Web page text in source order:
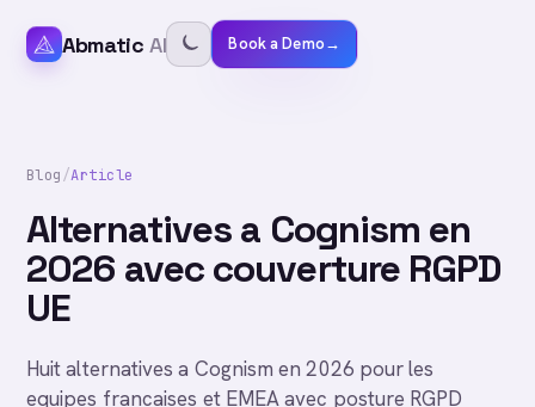
Abmatic AI Book a Demo→
Blog/Article
Alternatives a Cognism en
2026 avec couverture RGPD
UE
Huit alternatives a Cognism en 2026 pour les
equipes francaises et EMEA avec posture RGPD